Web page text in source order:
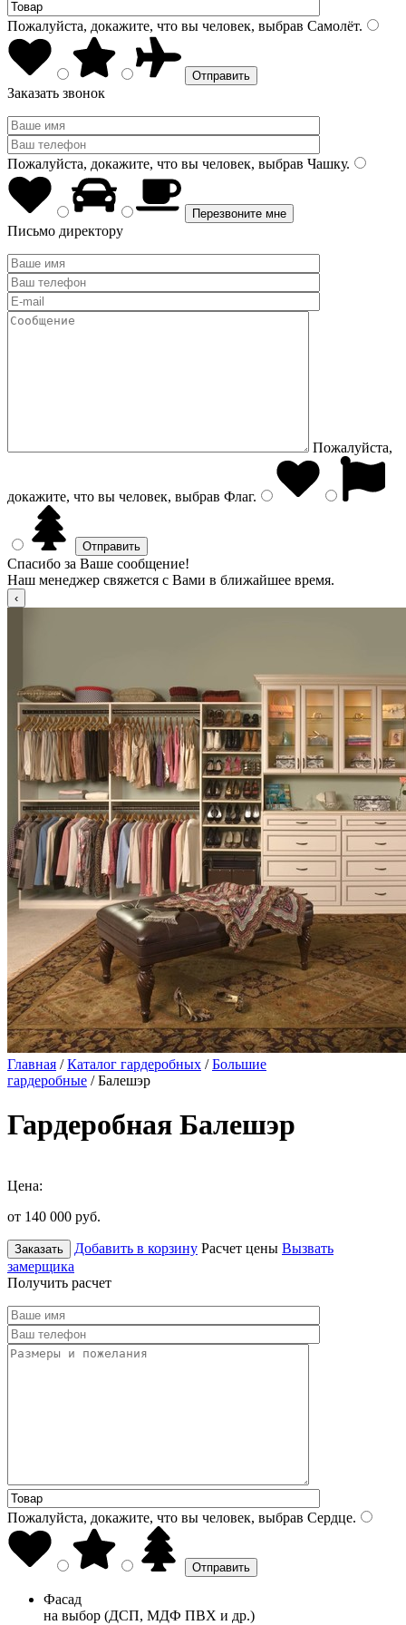
Пожалуйста, докажите, что вы человек, выбрав Самолёт.
Заказать звонок
Пожалуйста, докажите, что вы человек, выбрав Чашку.
Письмо директору
Пожалуйста,
докажите, что вы человек, выбрав Флаг.
Спасибо за Ваше сообщение!
Наш менеджер свяжется с Вами в ближайшее время.
Главная /Каталог гардеробных /Большие
гардеробные / Балешэр
Гардеробная Балешэр
Цена:
от 140 000 руб.
Заказать Добавить в корзину Расчет цены Вызвать
замерщика
Получить расчет
Пожалуйста, докажите, что вы человек, выбрав Сердце.
Фасад
на выбор (ДСП, МДФ ПВХ и др.)